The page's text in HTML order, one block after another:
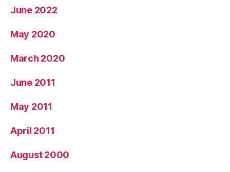
June 2022
May 2020
March 2020
June 2011
May 2011
April 2011
August 2000